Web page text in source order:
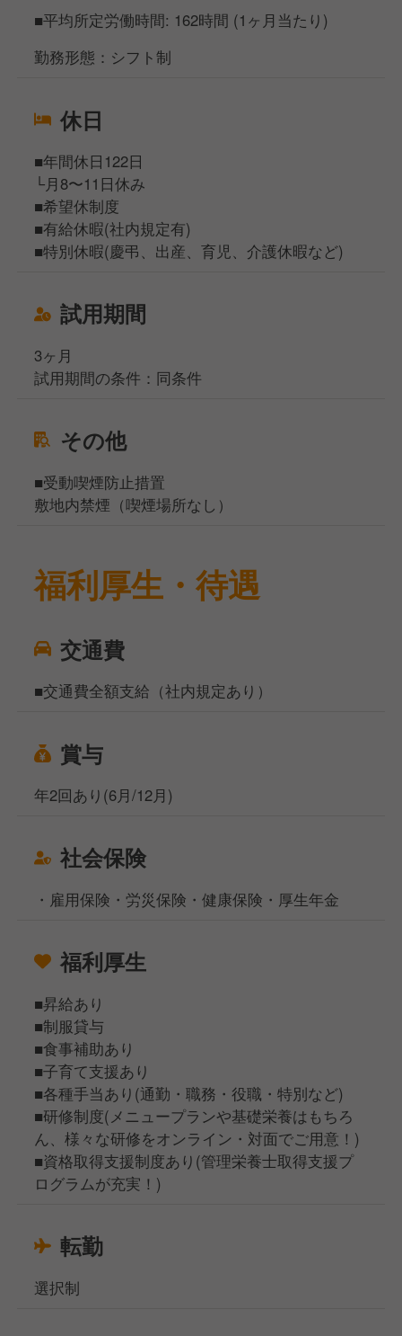
■平均所定労働時間: 162時間 (1ヶ月当たり)
勤務形態：シフト制
休日
■年間休日122日
└月8〜11日休み
■希望休制度
■有給休暇(社内規定有)
■特別休暇(慶弔、出産、育児、介護休暇など)
試用期間
3ヶ月
試用期間の条件：同条件
その他
■受動喫煙防止措置
敷地内禁煙（喫煙場所なし）
福利厚生・待遇
交通費
■交通費全額支給（社内規定あり）
賞与
年2回あり(6月/12月)
社会保険
・雇用保険・労災保険・健康保険・厚生年金
福利厚生
■昇給あり
■制服貸与
■食事補助あり
■子育て支援あり
■各種手当あり(通勤・職務・役職・特別など)
■研修制度(メニュープランや基礎栄養はもちろ
ん、様々な研修をオンライン・対面でご用意！)
■資格取得支援制度あり(管理栄養士取得支援プ
ログラムが充実！)
転勤
選択制